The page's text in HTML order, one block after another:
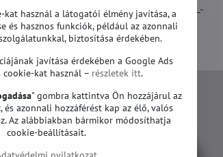
40R470A, Sony KDL-40R471A, Sony KDL-
kat használ a látogatói élmény javítása, a
és hasznos funkciók, például az azonnali
biztosítása érdekében.
javítása érdekében a Google Ads
cookie-kat használ – részletek itt.
" gombra kattintva Ön hozzájárul az
és azonnali hozzáférést kap az élő, valós
Az alábbiakban bármikor módosíthatja
cookie-beállításait.